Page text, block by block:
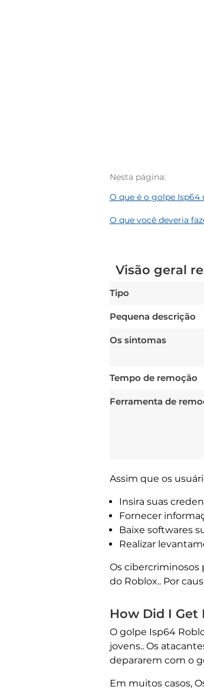
Nesta página:
O que é o golpe Isp64
O que você deveria
Visão geral
Tipo
Pequena descrição
Os sintomas
Tempo de remoção
Ferramenta de
Assim que os
Insira suas
Fornecer
Baixe softwares
Realizar
Os cibercriminosos
do Roblox.. Por
How Did I Get
O golpe Isp64
jovens.. Os
depararem com o
Em muitos casos,